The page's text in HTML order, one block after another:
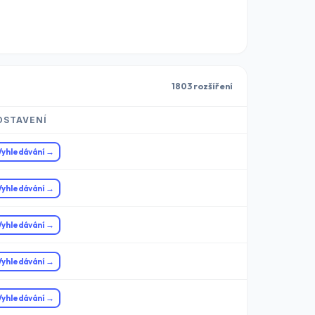
1803 rozšíření
→
→
→
→
→